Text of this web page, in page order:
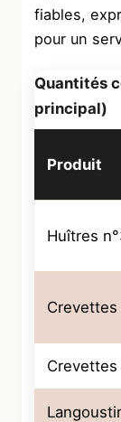
fiables,
pour un
Quantités
principal)
Produit
Huîtres
Crevettes
Crevettes